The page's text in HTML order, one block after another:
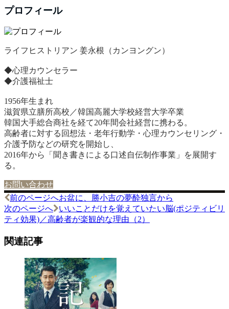
プロフィール
ライフヒストリアン 姜永根（カンヨングン）
◆心理カウンセラー
◆介護福祉士
1956年生まれ
滋賀県立膳所高校／韓国高麗大学校経営大学卒業
韓国大手総合商社を経て20年間会社経営に携わる。
高齢者に対する回想法・老年行動学・心理カウンセリング・
介護予防などの研究を開始し、
2016年から「聞き書きによる口述自伝制作事業」を展開す
る。
お問い合わせ
投
稿
ナ
ビ
前のページへお盆に、勝小吉の夢酔独言から
次のページへ
いいことだけを覚えていたい脳(ポジティビリ
ティ効果)／高齢者が楽観的な理由（2）
関連記事